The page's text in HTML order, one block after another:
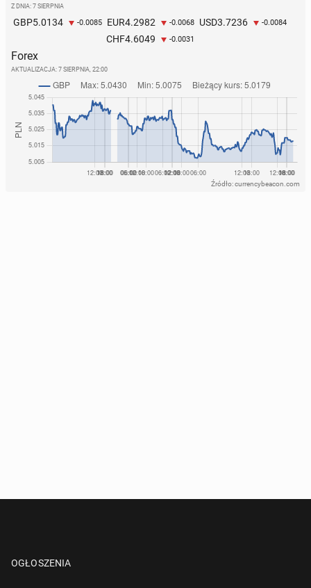
Z DNIA: 7 SIERPNIA
GBP5.0134 -0.0085 EUR4.2982 -0.0068 USD3.7236 -0.0084
CHF4.6049 -0.0031
Forex
AKTUALIZACJA: 7 SIERPNIA, 22:00
Źródło: currencybeacon.com
OGŁOSZENIA